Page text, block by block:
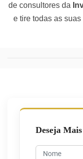
de consultores da
e tire todas as
Deseja